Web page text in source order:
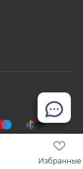
Избранные